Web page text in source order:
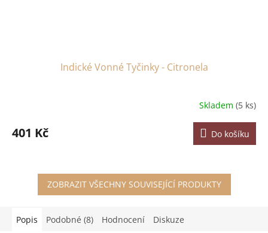
Indické Vonné Tyčinky - Citronela
Skladem (5 ks)
401 Kč Do košíku
ZOBRAZIT VŠECHNY SOUVISEJÍCÍ PRODUKTY
Popis Podobné (8) Hodnocení Diskuze